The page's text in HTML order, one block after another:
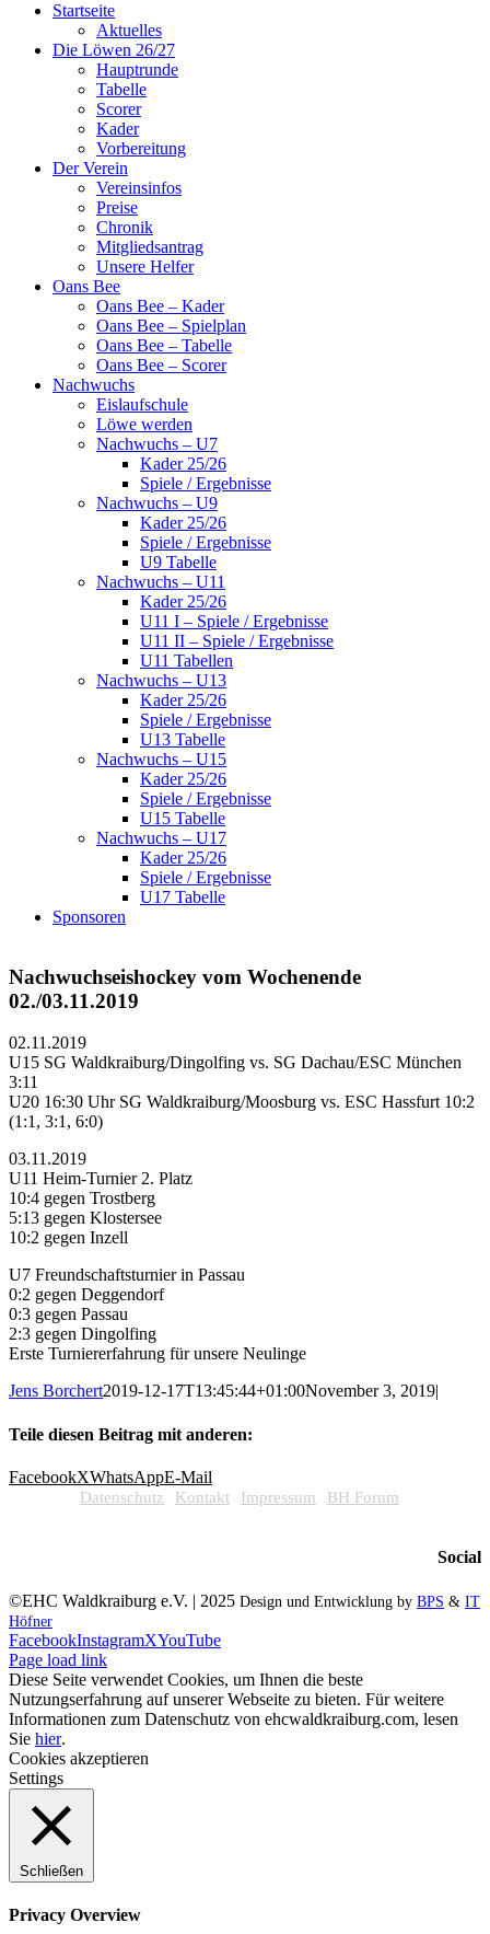
Startseite
Aktuelles
Die Löwen 26/27
Hauptrunde
Tabelle
Scorer
Kader
Vorbereitung
Der Verein
Vereinsinfos
Preise
Chronik
Mitgliedsantrag
Unsere Helfer
Oans Bee
Oans Bee – Kader
Oans Bee – Spielplan
Oans Bee – Tabelle
Oans Bee – Scorer
Nachwuchs
Eislaufschule
Löwe werden
Nachwuchs – U7
Kader 25/26
Spiele / Ergebnisse
Nachwuchs – U9
Kader 25/26
Spiele / Ergebnisse
U9 Tabelle
Nachwuchs – U11
Kader 25/26
U11 I – Spiele / Ergebnisse
U11 II – Spiele / Ergebnisse
U11 Tabellen
Nachwuchs – U13
Kader 25/26
Spiele / Ergebnisse
U13 Tabelle
Nachwuchs – U15
Kader 25/26
Spiele / Ergebnisse
U15 Tabelle
Nachwuchs – U17
Kader 25/26
Spiele / Ergebnisse
U17 Tabelle
Sponsoren
Nachwuchseishockey vom Wochenende
02./03.11.2019
02.11.2019
U15 SG Waldkraiburg/Dingolfing vs. SG Dachau/ESC München
3:11
U20 16:30 Uhr SG Waldkraiburg/Moosburg vs. ESC Hassfurt 10:2
(1:1, 3:1, 6:0)
03.11.2019
U11 Heim-Turnier 2. Platz
10:4 gegen Trostberg
5:13 gegen Klostersee
10:2 gegen Inzell
U7 Freundschaftsturnier in Passau
0:2 gegen Deggendorf
0:3 gegen Passau
2:3 gegen Dingolfing
Erste Turniererfahrung für unsere Neulinge
Jens Borchert2019-12-17T13:45:44+01:00November 3, 2019|
Teile diesen Beitrag mit anderen:
FacebookXWhatsAppE-Mail
Social
Datenschutz Kontakt Impressum BH Forum
©EHC Waldkraiburg e.V. | 2025 Design und Entwicklung by BPS & IT
Höfner
FacebookInstagramXYouTube
Page load link
Diese Seite verwendet Cookies, um Ihnen die beste
Nutzungserfahrung auf unserer Webseite zu bieten. Für weitere
Informationen zum Datenschutz von ehcwaldkraiburg.com, lesen
Sie hier.
Cookies akzeptieren
Settings
Schließen
Privacy Overview